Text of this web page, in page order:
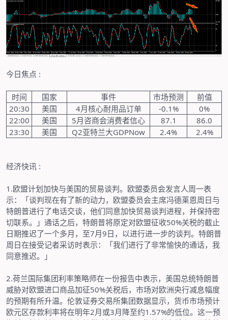
今日焦点 :
时间 国家 事件 市场预测
前值
20:30
美国 4月核心耐用品订单 -0.1%
0%
22:00
美国 5月咨商会消费者信心 87.1
86.0
23:30
美国 Q2亚特兰大GDPNow 2.4% 2.4%
经济快讯 :
1.欧盟计划加快与美国的贸易谈判。欧盟委员会发言人周一表
示：「谈判现在有了新的动力，欧盟委员会主席冯德莱恩周日与
特朗普进行了电话交谈，他们同意加快贸易谈判进程，并保持密
切联系。」通话之后，特朗普将原定对欧盟征收50%关税的截止
日期推迟了一个多月，至7月9日，以进行进一步的谈判。特朗普
周日在接受记者采访时表示：「我们进行了非常愉快的通话，我
同意推迟。」
2.荷兰国际集团利率策略师在一份报告中表示，美国总统特朗普
威胁对欧盟进口商品加征50%关税后，市场对欧洲央行减息幅度
的预期有所升温。伦敦证券交易所集团数据显示，货币市场预计
欧元区存款利率将在明年2月或3月降至约1.57%的低位。这一预